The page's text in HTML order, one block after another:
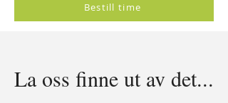
Bestill time
La oss finne ut av det...